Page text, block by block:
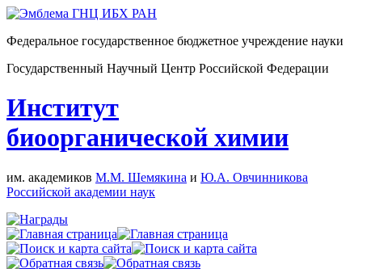
Федеральное государственное бюджетное учреждение науки
Государственный Научный Центр Российской Федерации
Институт
биоорганической химии
им. академиков М.М. Шемякина и Ю.А. Овчинникова
Российской академии наук